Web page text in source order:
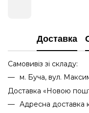
Доставка
Самовивіз зі складу:
м. Буча, вул.
Доставка «Новою
Адресна доставка